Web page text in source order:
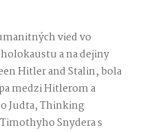
vied vo
a na dejiny
Hitler and Stalin, bola
medzi Hitlerom a
Judta, Thinking
Snydera s